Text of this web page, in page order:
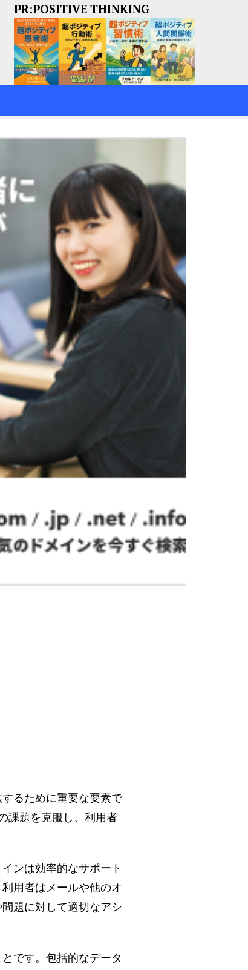
PR:POSITIVE THINKING
るために重要な要素で
課題を克服し、利用者
ンは効率的なサポート
用者はメールや他のオ
題に対して適切なアシ
です。包括的なデータ